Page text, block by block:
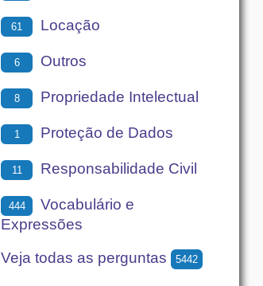
61 Locação
6 Outros
8 Propriedade Intelectual
1 Proteção de Dados
11 Responsabilidade Civil
444
Vocabulário e
Expressões
Veja todas as perguntas
5442